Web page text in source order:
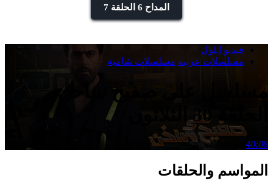
المداح 6 الحلقة 7
فيديو ايلول
مسلسلات عربية مسلسلات شامية
مسلسل على صفيح ساخن
40:08
المواسم والحلقات